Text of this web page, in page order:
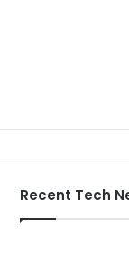
Recent Tech